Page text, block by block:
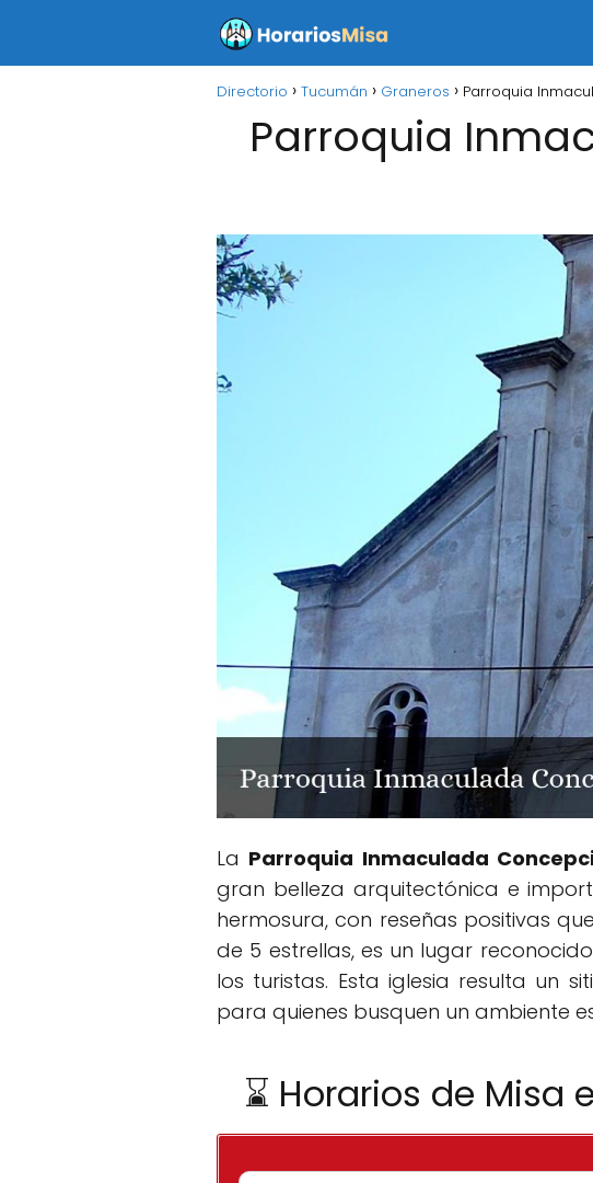
Directorio Tucumán Graneros Parroquia
Parroquia
La Parroquia Inmaculada
gran belleza arquitectónica e
hermosura, con reseñas positivas
de 5 estrellas, es un lugar
los turistas. Esta iglesia resulta un
para quienes busquen un ambiente
⌛ Horarios de